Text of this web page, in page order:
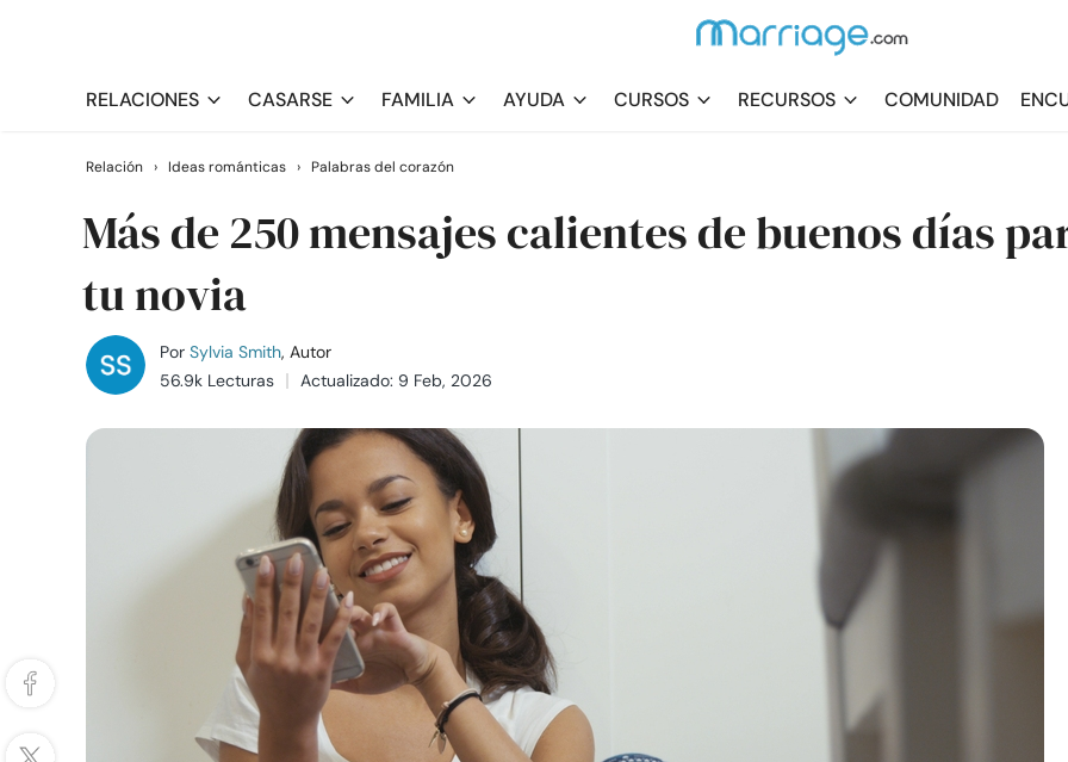
RELACIONES CASARSE FAMILIA AYUDA CURSOS RECURSOS COMUNIDAD
Relación › Ideas románticas › Palabras del corazón
Más de 250 mensajes calientes de buenos días
tu novia
Por Sylvia Smith, Autor
56.9k Lecturas
Actualizado: 9 Feb, 2026